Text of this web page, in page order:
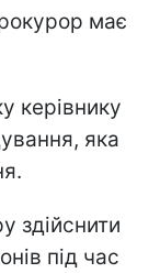
має
керівнику
яка
здійснити
під час